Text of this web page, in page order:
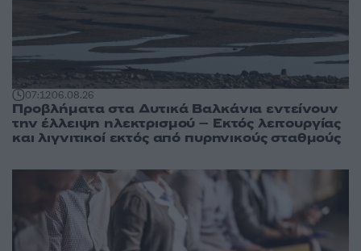
07:1206.08.26
Προβλήματα στα Δυτικά Βαλκάνια εντείνουν
την έλλειψη ηλεκτρισμού – Εκτός λειτουργίας
και λιγνιτικοί εκτός από πυρηνικούς σταθμούς